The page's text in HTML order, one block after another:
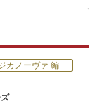
カノーヴァ 編